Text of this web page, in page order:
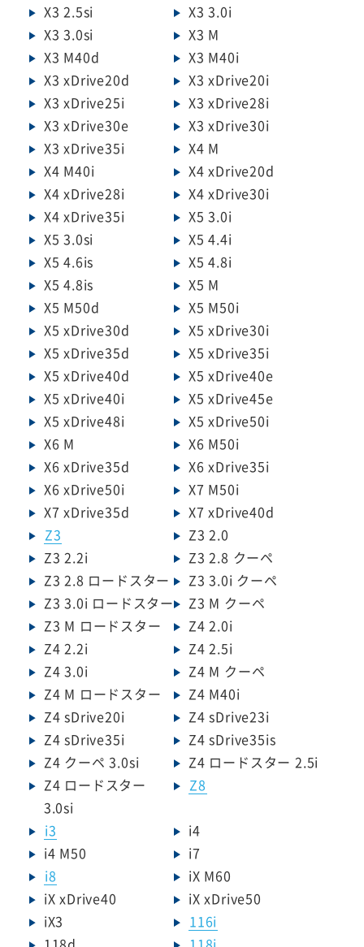
X3 2.5si
X3 3.0i
X3 3.0si
X3 M
X3 M40d
X3 M40i
X3 xDrive20d
X3 xDrive20i
X3 xDrive25i
X3 xDrive28i
X3 xDrive30e
X3 xDrive30i
X3 xDrive35i
X4 M
X4 M40i
X4 xDrive20d
X4 xDrive28i
X4 xDrive30i
X4 xDrive35i
X5 3.0i
X5 3.0si
X5 4.4i
X5 4.6is
X5 4.8i
X5 4.8is
X5 M
X5 M50d
X5 M50i
X5 xDrive30d
X5 xDrive30i
X5 xDrive35d
X5 xDrive35i
X5 xDrive40d
X5 xDrive40e
X5 xDrive40i
X5 xDrive45e
X5 xDrive48i
X5 xDrive50i
X6 M
X6 M50i
X6 xDrive35d
X6 xDrive35i
X6 xDrive50i
X7 M50i
X7 xDrive35d
X7 xDrive40d
Z3
Z3 2.0
Z3 2.2i
Z3 2.8 クーペ
Z3 2.8 ロードスター
Z3 3.0i クーペ
Z3 3.0i ロードスター
Z3 M クーペ
Z3 M ロードスター
Z4 2.0i
Z4 2.2i
Z4 2.5i
Z4 3.0i
Z4 M クーペ
Z4 M ロードスター
Z4 M40i
Z4 sDrive20i
Z4 sDrive23i
Z4 sDrive35i
Z4 sDrive35is
Z4 クーペ 3.0si
Z4 ロードスター 2.5i
Z4 ロードスター
3.0si
Z8
i3
i4
i4 M50
i7
i8
iX M60
iX xDrive40
iX xDrive50
iX3
116i